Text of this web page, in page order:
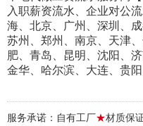
入职薪资流水、企业对公
海、北京、广州、深圳、
苏州、郑州、南京、天津
肥、青岛、昆明、沈阳、
金华、哈尔滨、大连、贵
服务承诺：自有工厂★材质保